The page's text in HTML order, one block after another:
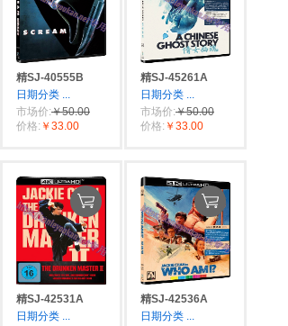
精SJ-40555B
日期分类 ...
市场价:￥50.00
价格: ￥33.00
精SJ-45261A
日期分类 ...
市场价:￥50.00
价格: ￥33.00
精SJ-42531A
日期分类 ...
精SJ-42536A
日期分类 ...